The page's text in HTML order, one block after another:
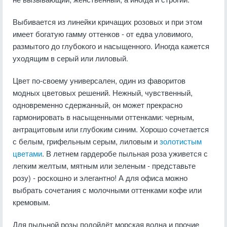
Выбивается из линейки кричащих розовых и при этом
имеет богатую гамму оттенков - от едва уловимого,
размытого до глубокого и насыщенного. Иногда кажется
уходящим в серый или лиловый.
Цвет по-своему универсален, один из фаворитов
модных цветовых решений. Нежный, чувственный,
одновременно сдержанный, он может прекрасно
гармонировать в насыщенными оттенками: черным,
антрацитовым или глубоким синим. Хорошо сочетается
с белым, грифельным серым, лиловым изолотистым
цветами. В летнем гардеробе пыльная роза уживется с
легким желтым, мятным или зеленым - представьте
розу) - роскошно и элегантно! А для офиса можно
выбрать сочетания с молочными оттенками кофе или
кремовым.
Для пыльной розы подойдёт морская волна и прочие